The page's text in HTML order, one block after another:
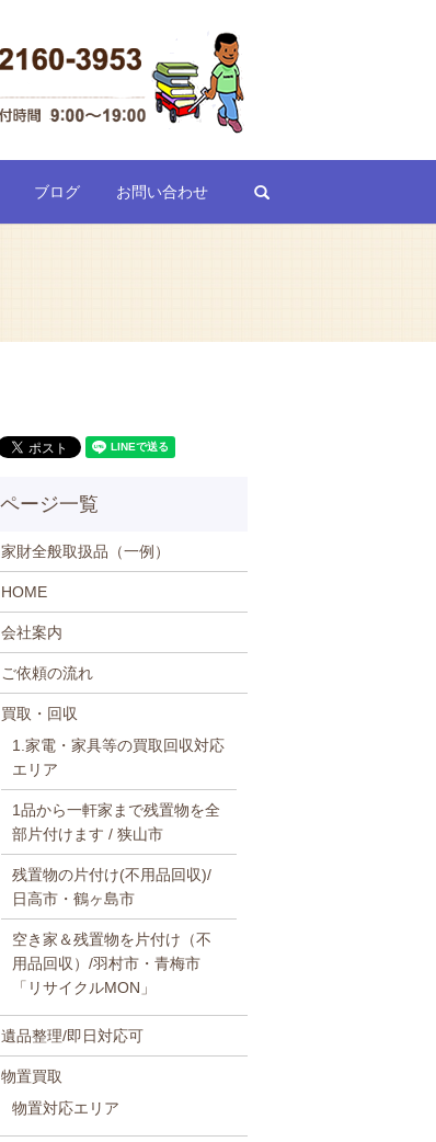
ブログ お問い合わせ
家財全般取扱品（一例）
HOME
会社案内
ご依頼の流れ
買取・回収
1.家電・家具等の買取回収対応
エリア
1品から一軒家まで残置物を全
部片付けます / 狭山市
残置物の片付け(不用品回収)/
日高市・鶴ヶ島市
空き家＆残置物を片付け（不
用品回収）/羽村市・青梅市
「リサイクルMON」
遺品整理/即日対応可
物置買取
物置対応エリア